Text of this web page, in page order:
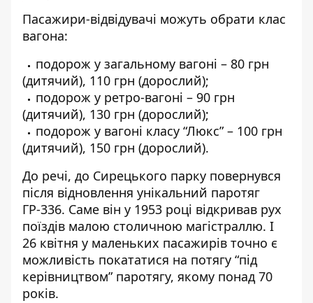
Пасажири-відвідувачі можуть обрати клас
вагона:
подорож у загальному вагоні – 80 грн
(дитячий), 110 грн (дорослий);
подорож у ретро-вагоні – 90 грн
(дитячий), 130 грн (дорослий);
подорож у вагоні класу “Люкс” – 100 грн
(дитячий), 150 грн (дорослий).
До речі, до Сирецького парку повернувся
після відновлення унікальний паротяг
ГР-336. Саме він у 1953 році відкривав рух
поїздів малою столичною магістраллю. І
26 квітня у маленьких пасажирів точно є
можливість покататися на потягу “під
керівництвом” паротягу, якому понад 70
років.